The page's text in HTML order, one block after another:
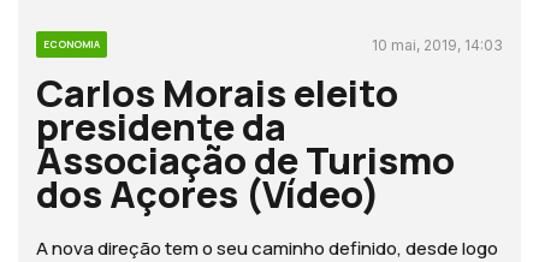
ECONOMIA 10 mai, 2019, 14:03
Carlos Morais eleito
presidente da
Associação de Turismo
dos Açores (Vídeo)
A nova direção tem o seu caminho definido, desde logo